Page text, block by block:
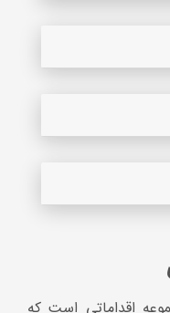
موتورهای جستجو
بازدید ارگانیک،
می‌کنند و برای